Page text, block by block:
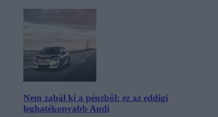
Nem zabál ki a pénzből: ez az eddigi
leghatékonyabb Audi